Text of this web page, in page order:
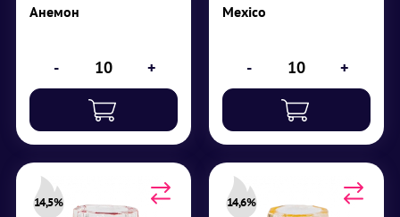
Анемон
- +
Мexico
- +
14,5% 14,6%